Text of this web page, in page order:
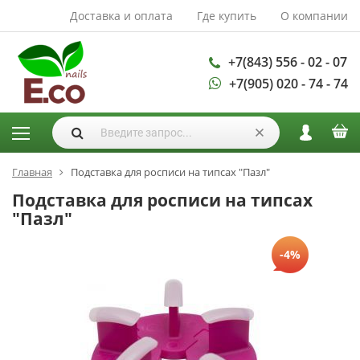
Доставка и оплата Где купить О компании
+7(843) 556 - 02 - 07
+7(905) 020 - 74 - 74
АКСЕССУАРЫ И
РАСХОДНЫЕ
МАТЕРИАЛЫ
Аксессуары
Запасные
лампы
Кисти
Одноразовая
Пилки
моделирования
Дизайн ногтей
Главная Подставка для росписи на типсах "Пазл"
Подставка для росписи на типсах
"Пазл"
-4%